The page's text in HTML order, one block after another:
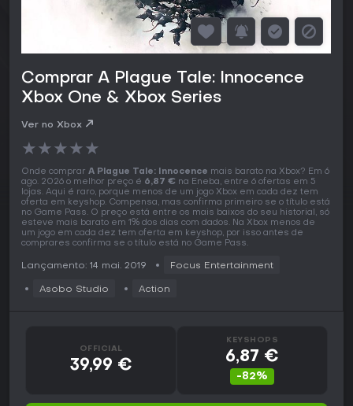
Comprar A Plague Tale: Innocence
Xbox One & Xbox Series
Ver no Xbox
★★★★★
Onde comprar A Plague Tale: Innocence mais barato na Xbox? Em 6
ago. 2026 o melhor preço é 6,87 € na Eneba, entre 6 ofertas em 5
lojas. Aqui é raro, porque menos de um jogo Xbox em cada dez tem
oferta em keyshop. Compensa, mas confirma primeiro se o título está
no Game Pass. O preço está entre os mais baixos do seu historial, só
esteve mais barato em 1% dos dias com dados. Na Xbox menos de
um jogo em cada dez tem oferta em keyshop, por isso antes de
comprares confirma se o título está no Game Pass.
Lançamento: 14 mai. 2019 Focus Entertainment
Asobo Studio Action
OFFICIAL
39,99 €
KEYSHOPS
6,87 €
-82%